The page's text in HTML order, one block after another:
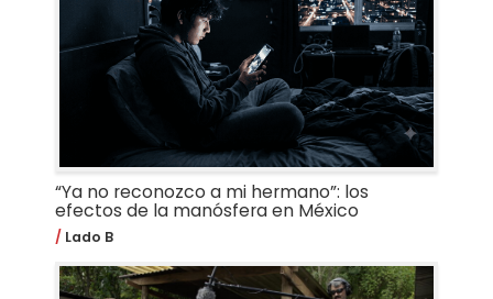
“Ya no reconozco a mi hermano”: los
efectos de la manósfera en México
Lado B